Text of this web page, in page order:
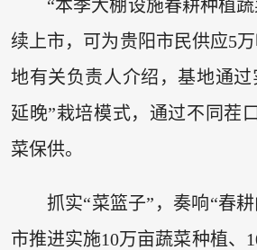
“本季大棚设施春耕种植
续上市，可为贵阳市民供应5
地有关负责人介绍，基地通过
延晚”栽培模式，通过不同茬
菜保供。
抓实“菜篮子”，奏响“春
市推进实施10万亩蔬菜种植、